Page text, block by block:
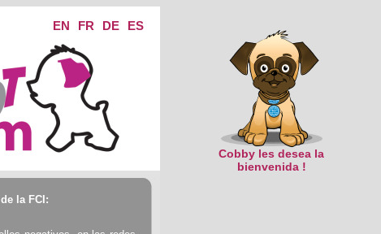
EN FR DE ES
Cobby les desea la
bienvenida !
la FCI: